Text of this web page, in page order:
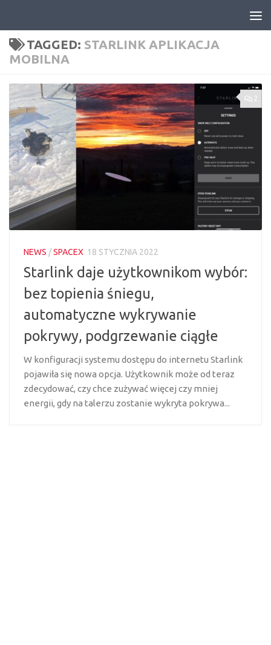
TAGGED: STARLINK APLIKACJA
MOBILNA
2
NEWS /SPACEX 18 STYCZNIA 2022
Starlink daje użytkownikom wybór:
bez topienia śniegu,
automatyczne wykrywanie
pokrywy, podgrzewanie ciągłe
W konfiguracji systemu dostępu do internetu Starlink
pojawiła się nowa opcja. Użytkownik może od teraz
zdecydować, czy chce zużywać więcej czy mniej
energii, gdy na talerzu zostanie wykryta pokrywa...